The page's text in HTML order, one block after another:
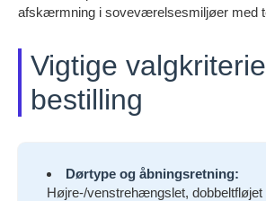
afskærmning i soveværelsesmiljøer med
Vigtige
bestilling
Dørtype og åbningsretning:
Højre-/venstrehængslet,